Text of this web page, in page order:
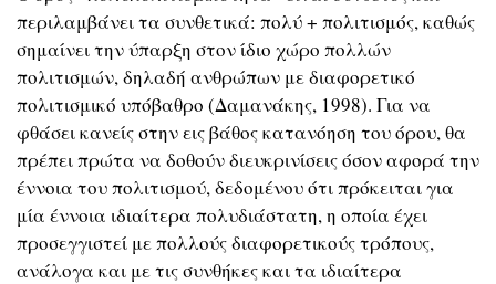
περιλαμβάνει τα συνθετικά: πολύ + πολιτισμός, καθώς
σημαίνει την ύπαρξη στον ίδιο χώρο πολλών
πολιτισμών, δηλαδή ανθρώπων με διαφορετικό
πολιτισμικό υπόβαθρο (Δαμανάκης, 1998). Για να
φθάσει κανείς στην εις βάθος κατανόηση του όρου, θα
πρέπει πρώτα να δοθούν διευκρινίσεις όσον αφορά την
έννοια του πολιτισμού, δεδομένου ότι πρόκειται για
μία έννοια ιδιαίτερα πολυδιάστατη, η οποία έχει
προσεγγιστεί με πολλούς διαφορετικούς τρόπους,
ανάλογα και με τις συνθήκες και τα ιδιαίτερα